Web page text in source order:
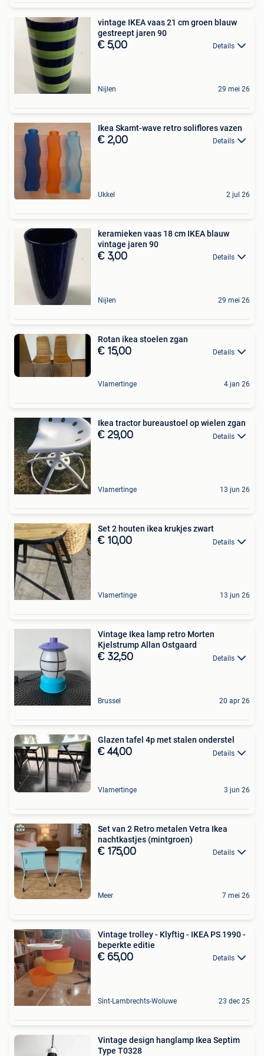
vintage IKEA vaas 21 cm groen blauw
gestreept jaren 90
€ 5,00 Details
Nijlen 29 mei 26
Ikea Skamt-wave retro soliflores vazen
€ 2,00 Details
Ukkel 2 jul 26
keramieken vaas 18 cm IKEA blauw
vintage jaren 90
€ 3,00 Details
Nijlen 29 mei 26
Rotan ikea stoelen zgan
€ 15,00 Details
Vlamertinge 4 jan 26
Ikea tractor bureaustoel op wielen zgan
€ 29,00 Details
Vlamertinge 13 jun 26
Set 2 houten ikea krukjes zwart
€ 10,00 Details
Vlamertinge 13 jun 26
Vintage Ikea lamp retro Morten
Kjelstrump Allan Ostgaard
€ 32,50 Details
Brussel 20 apr 26
Glazen tafel 4p met stalen onderstel
€ 44,00 Details
Vlamertinge 3 jun 26
Set van 2 Retro metalen Vetra Ikea
nachtkastjes (mintgroen)
€ 175,00 Details
Meer 7 mei 26
Vintage trolley - Klyftig - IKEA PS 1990 -
beperkte editie
€ 65,00 Details
Sint-Lambrechts-Woluwe 23 dec 25
Vintage design hanglamp Ikea Septim
Type T0328